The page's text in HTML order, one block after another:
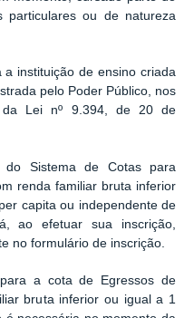
particulares ou de natureza
a instituição de ensino criada
pelo Poder Público, nos
Lei nº 9.394, de 20 de
do Sistema de Cotas para
renda familiar bruta inferior
capita ou independente de
ao efetuar sua inscrição,
no formulário de inscrição.
a cota de Egressos de
bruta inferior ou igual a 1